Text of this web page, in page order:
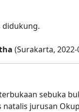
didukung.
(Surakarta, 2022-
sebuka
jurusan